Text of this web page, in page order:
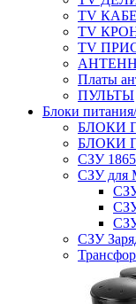
TV
TV
TV
Платы
ПУЛЬТЫ
Блоки
БЛОКИ
БЛОКИ
СЗУ
СЗУ для
СЗУ